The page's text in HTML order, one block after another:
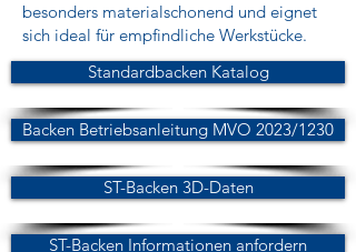
besonders materialschonend und eignet
sich ideal für empfindliche Werkstücke.
Standardbacken Katalog
Backen Betriebsanleitung MVO 2023/1230
ST-Backen 3D-Daten
ST-Backen Informationen anfordern